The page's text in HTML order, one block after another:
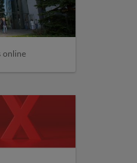
online